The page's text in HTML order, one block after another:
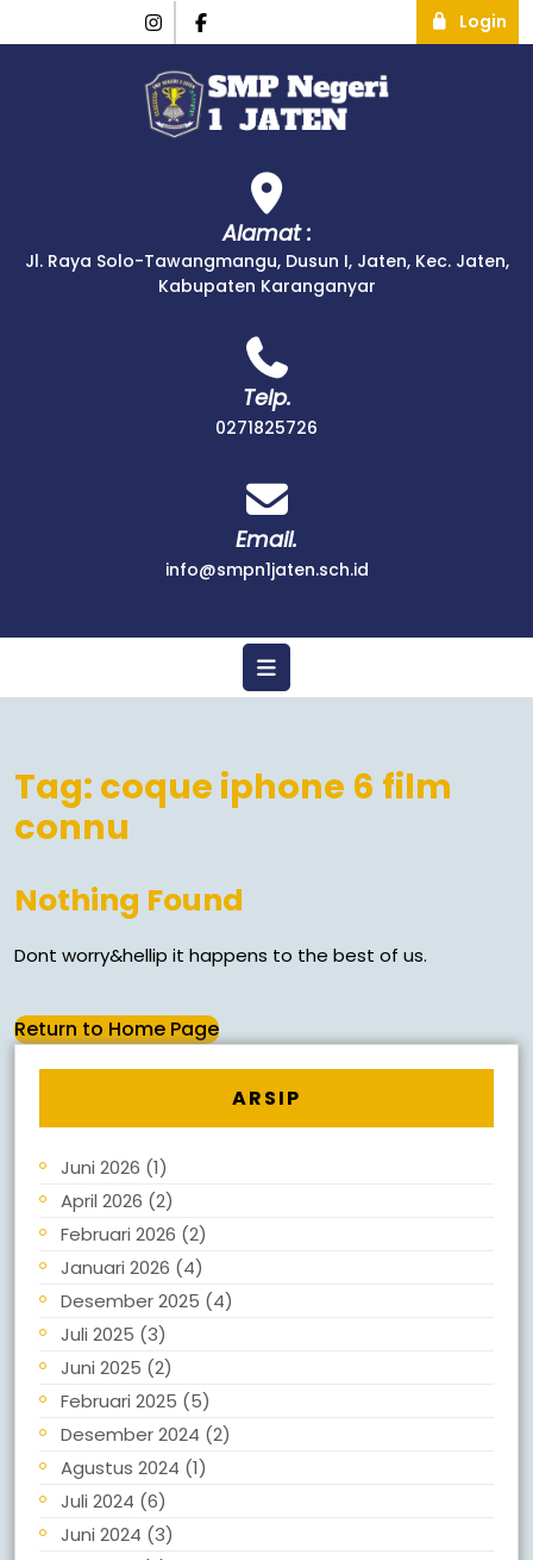
Login
Alamat :
Jl. Raya Solo-Tawangmangu, Dusun I, Jaten, Kec. Jaten,
Kabupaten Karanganyar
Telp.
0271825726
Email.
info@smpn1jaten.sch.id
Tag: coque iphone 6 film
connu
Nothing Found
Dont worry&hellip it happens to the best of us.
Return to Home Page
ARSIP
Juni 2026 (1)
April 2026 (2)
Februari 2026 (2)
Januari 2026 (4)
Desember 2025 (4)
Juli 2025 (3)
Juni 2025 (2)
Februari 2025 (5)
Desember 2024 (2)
Agustus 2024 (1)
Juli 2024 (6)
Juni 2024 (3)